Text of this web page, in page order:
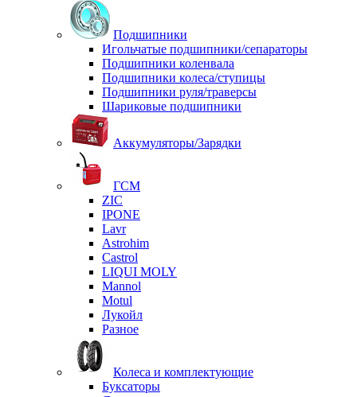
Подшипники
Игольчатые подшипники/сепараторы
Подшипники коленвала
Подшипники колеса/ступицы
Подшипники руля/траверсы
Шариковые подшипники
Аккумуляторы/Зарядки
ГСМ
ZIC
IPONE
Lavr
Astrohim
Castrol
LIQUI MOLY
Mannol
Motul
Лукойл
Разное
Колеса и комплектующие
Буксаторы